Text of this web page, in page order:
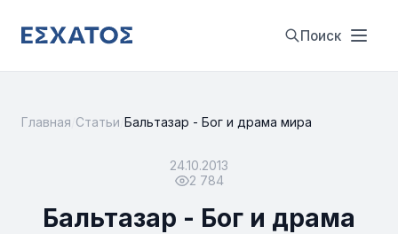
Поиск
Главная Статьи Бальтазар - Бог и драма мира
24.10.2013
2 784
Бальтазар - Бог и драма